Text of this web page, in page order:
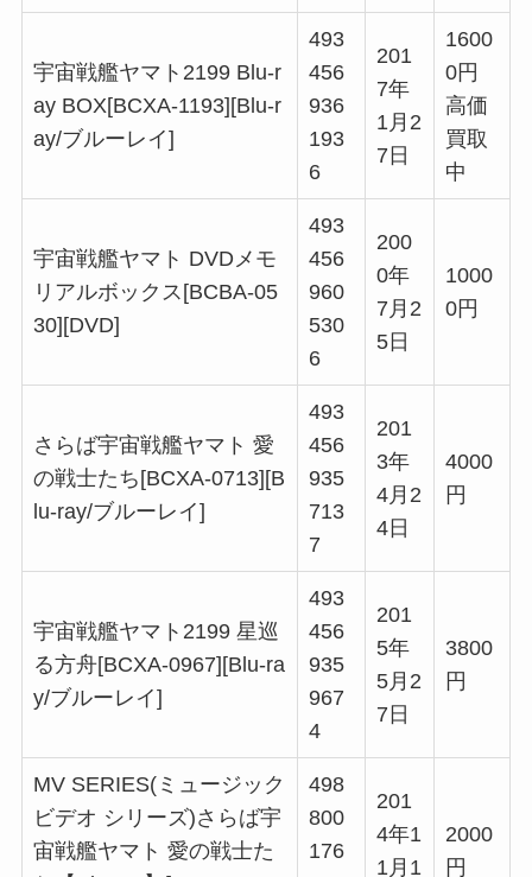
宇宙戦艦ヤマト2199 Blu-r
ay BOX[BCXA-1193][Blu-r
ay/ブルーレイ]
493
456
936
193
6
201
7年
1月2
7日
1600
0円
高価
買取
中
宇宙戦艦ヤマト DVDメモ
リアルボックス[BCBA-05
30][DVD]
493
456
960
530
6
200
0年
7月2
5日
1000
0円
さらば宇宙戦艦ヤマト 愛
の戦士たち[BCXA-0713][B
lu-ray/ブルーレイ]
493
456
935
713
7
201
3年
4月2
4日
4000
円
宇宙戦艦ヤマト2199 星巡
る方舟[BCXA-0967][Blu-ra
y/ブルーレイ]
493
456
935
967
4
201
5年
5月2
7日
3800
円
MV SERIES(ミュージック
ビデオ シリーズ)さらば宇
宙戦艦ヤマト 愛の戦士た
498
800
176
201
4年1
1月1
2000
円